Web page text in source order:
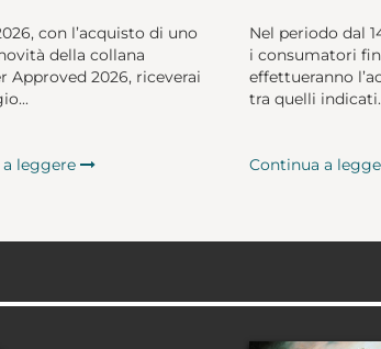
con l’acquisto di uno
della collana
Approved 2026, riceverai
leggere
Nel periodo dal
i consumatori
effettueranno
tra quelli
Continua a